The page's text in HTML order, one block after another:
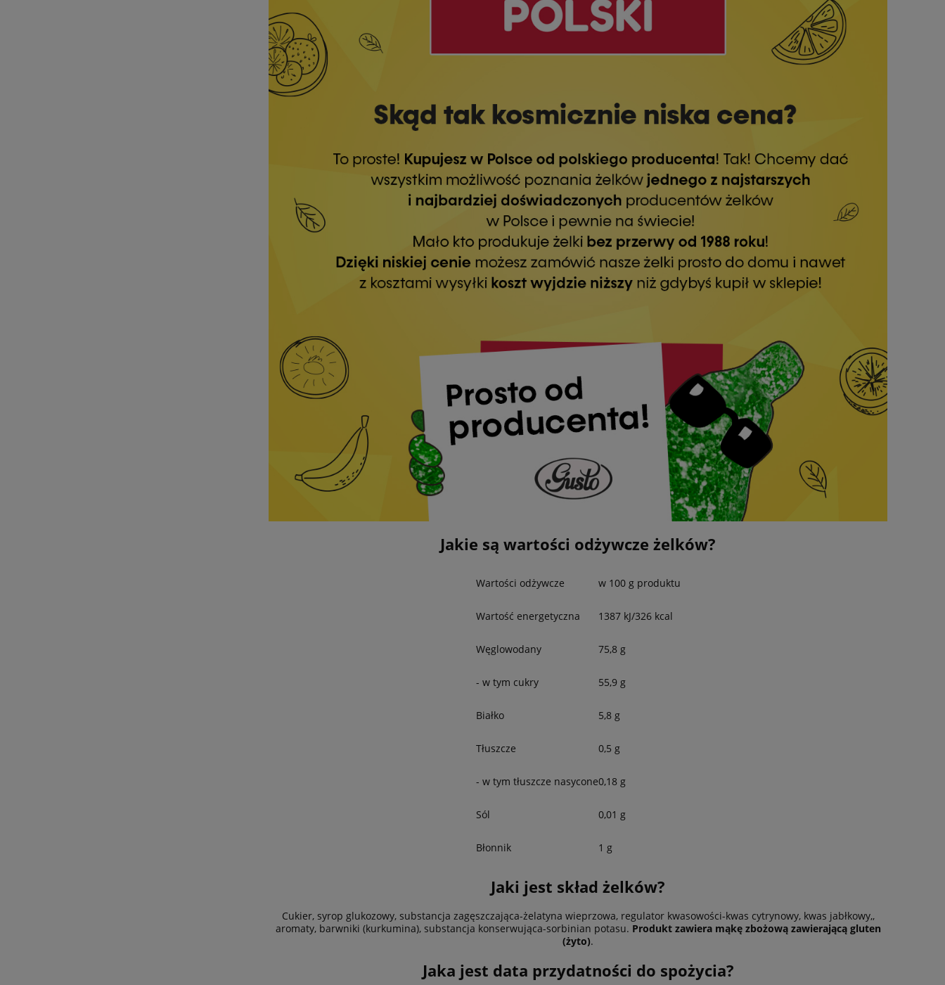
Jakie są wartości odżywcze żelków?
Wartości odżywcze w 100 g produktu
Wartość energetyczna 1387 kJ/326 kcal
Węglowodany 75,8 g
- w tym cukry 55,9 g
Białko 5,8 g
Tłuszcze 0,5 g
- w tym tłuszcze nasycone0,18 g
Sól 0,01 g
Błonnik 1 g
Jaki jest skład żelków?
Cukier, syrop glukozowy, substancja zagęszczająca-żelatyna wieprzowa, regulator kwasowości-kwas cytrynowy, kwas jabłkowy,,
aromaty, barwniki (kurkumina), substancja konserwująca-sorbinian potasu. Produkt zawiera mąkę zbożową zawierającą gluten
(żyto).
Jaka jest data przydatności do spożycia?